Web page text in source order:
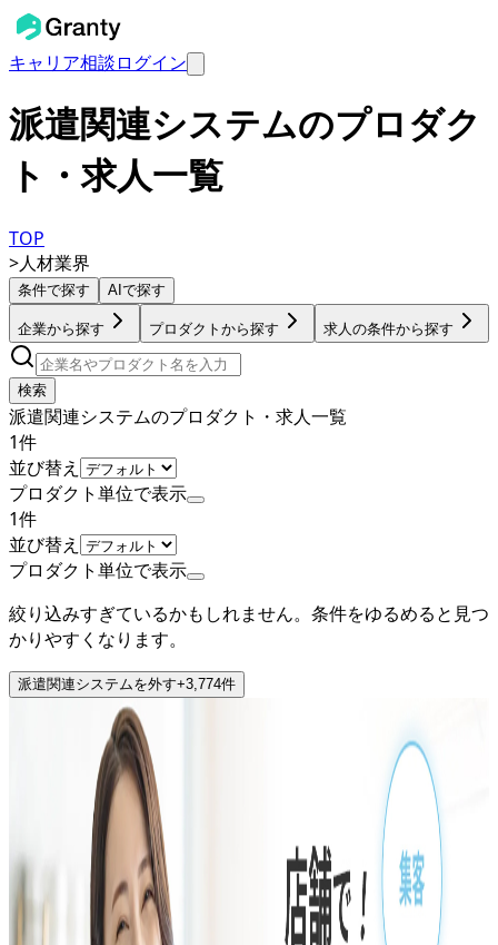
キャリア相談ログイン
派遣関連システムのプロダク
ト・求人一覧
TOP
>人材業界
条件で探す AIで探す
企業から探す プロダクトから探す 求人の条件から探す
検索
派遣関連システムのプロダクト・求人一覧
1件
並び替え
プロダクト単位で表示
1件
並び替え
プロダクト単位で表示
絞り込みすぎているかもしれません。条件をゆるめると見つ
かりやすくなります。
派遣関連システムを外す+3,774件
ディップ株式会社
プロダクト
コボット